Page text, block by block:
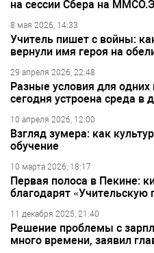
на сессии Сбера на
8 мая 2026, 14:33
Учитель пишет с войны:
вернули имя героя на
29 апреля 2026, 22:48
Разные условия для одних
сегодня устроена среда в
10 апреля 2026, 12:00
Взгляд зумера: как
обучение
10 марта 2026, 18:17
Первая полоса в Пекине:
благодарят «Учительскую
11 декабря 2025, 21:40
Решение проблемы с
много времени, заявил